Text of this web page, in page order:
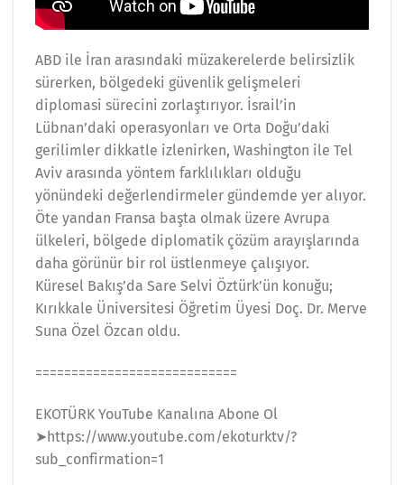
ABD ile İran arasındaki müzakerelerde belirsizlik
sürerken, bölgedeki güvenlik gelişmeleri
diplomasi sürecini zorlaştırıyor. İsrail’in
Lübnan’daki operasyonları ve Orta Doğu’daki
gerilimler dikkatle izlenirken, Washington ile Tel
Aviv arasında yöntem farklılıkları olduğu
yönündeki değerlendirmeler gündemde yer alıyor.
Öte yandan Fransa başta olmak üzere Avrupa
ülkeleri, bölgede diplomatik çözüm arayışlarında
daha görünür bir rol üstlenmeye çalışıyor.
Küresel Bakış’da Sare Selvi Öztürk’ün konuğu;
Kırıkkale Üniversitesi Öğretim Üyesi Doç. Dr. Merve
Suna Özel Özcan oldu.
============================
EKOTÜRK YouTube Kanalına Abone Ol
➤https://www.youtube.com/ekoturktv/?
sub_confirmation=1